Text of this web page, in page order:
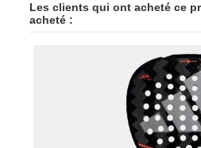
Les clients qui ont acheté ce
acheté :